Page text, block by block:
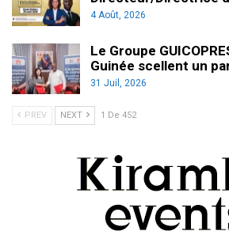
4 Août, 2026
Le Groupe
Guinée scellent un
31 Juil, 2026
PREV NEXT 1 De 452